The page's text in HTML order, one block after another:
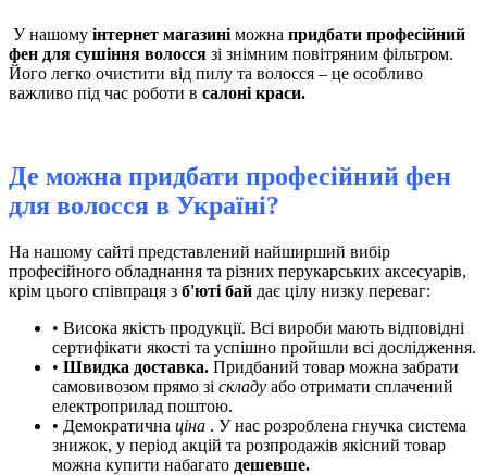
У нашому інтернет магазині можна придбати професійний
фен для сушіння волосся зі знімним повітряним фільтром.
Його легко очистити від пилу та волосся – це особливо
важливо під час роботи в салоні краси.
Де можна придбати професійний фен
для волосся в Україні?
На нашому сайті представлений найширший вибір
професійного обладнання та різних перукарських аксесуарів,
крім цього співпраця з б'юті бай дає цілу низку переваг:
• Висока якість продукції. Всі вироби мають відповідні
сертифікати якості та успішно пройшли всі дослідження.
• Швидка доставка. Придбаний товар можна забрати
самовивозом прямо зі складу або отримати сплачений
електроприлад поштою.
• Демократична ціна . У нас розроблена гнучка система
знижок, у період акцій та розпродажів якісний товар
можна купити набагато дешевше.